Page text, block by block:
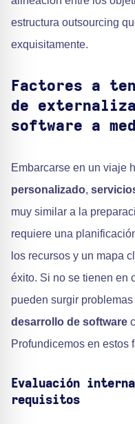
estructura outsourcing
exquisitamente.
Factores a
de
software a
Embarcarse en un viaje
personalizado,
muy similar a la
requiere una
los recursos y un mapa
éxito. Si no se tienen en
pueden surgir
desarrollo de software
Profundicemos en estos
Evaluación
requisitos